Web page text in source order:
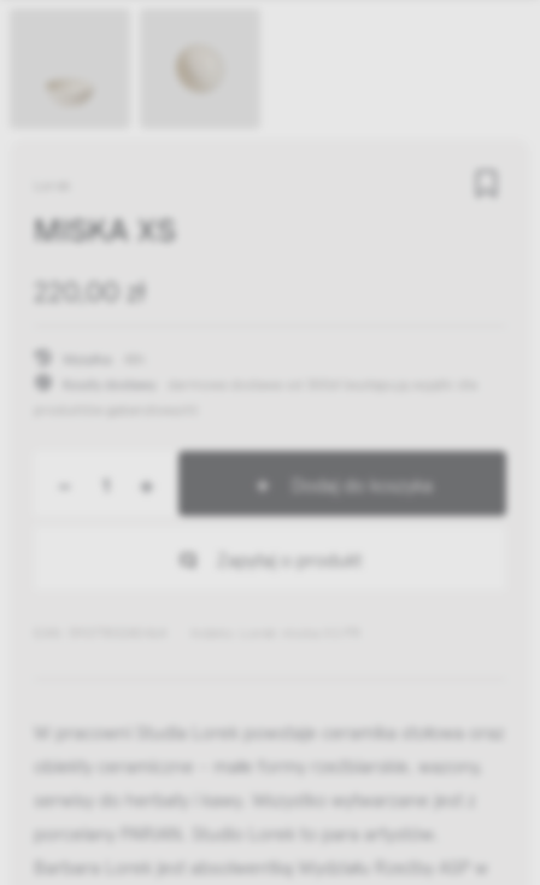
MISKA XS
220,00 zł
+ Dodaj do koszyka
Zapytaj o produkt
W pracowni Studia Lorek powstaje ceramika stołowa oraz
obiekty ceramiczne - małe formy rzeźbiarskie, wazony,
serwisy do herbaty i kawy. Wszystko wytwarzane jest z
porcelany PARIAN. Studio Lorek to para artystów.
Barbara Lorek jest absolwentką Wydziału Rzeźby ASP w